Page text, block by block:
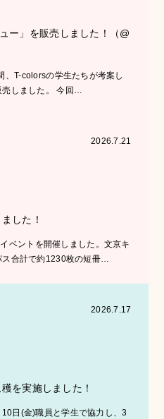
ー」を販売しました！（@
T-colorsの学生たちが考案し
売しました。 今回…
2026.7.21
した！
ベントを開催しました。文京キ
ス合計で約1230枚の短冊…
2026.7.17
を実施しました！
日(金)職員と学生で協力し、3